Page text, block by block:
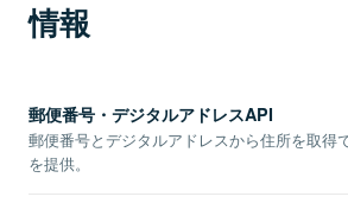
情報
郵便番号・デジタルアドレスAPI
郵便番号とデジタルアドレスから住所を取得
を提供。